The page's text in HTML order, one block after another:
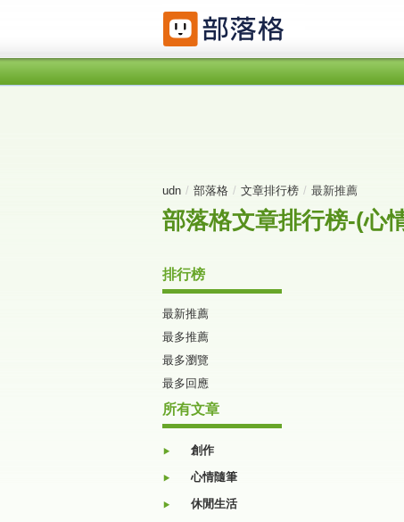
udn / 部落格 / 文章排行榜 / 最新推薦
部落格文章排行榜-(心
排行榜
最新推薦
最多推薦
最多瀏覽
最多回應
所有文章
創作
心情隨筆
休閒生活